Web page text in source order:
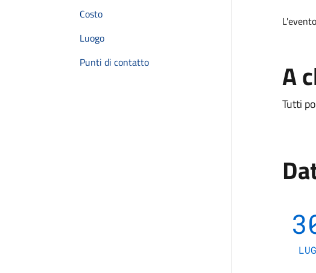
Costo
Luogo
Punti di contatto
A
Tutti
LUG